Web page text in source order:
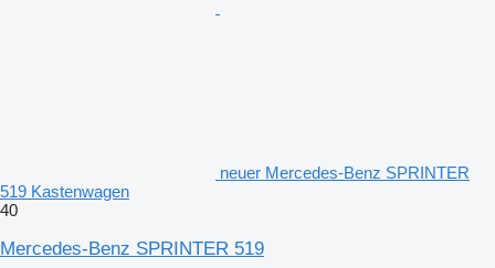
neuer Mercedes-Benz SPRINTER
519 Kastenwagen
40
Mercedes-Benz SPRINTER 519